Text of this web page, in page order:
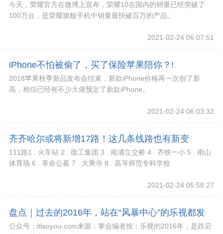
商一头!
今天，荣耀官方在微博上宣布，荣耀10在国内的销量已经突破了
100万台，是荣耀旗舰手机中销量最快破百万的产品。
2021-02-24 06:07:51
iPhone不怕被偷了，买了保险苹果陪你？!
2018苹果秋季新品发布会结束，新款iPhone价格再一次创了新
高，相信已经有不少大佬预定了新款iPhone。
2021-02-24 06:03:32
齐齐哈尔或将新增17路！这几条线路也有新变
化……!
111路1 . 火车站 2 . 徐工集团 3 . 南浦立交桥 4 . 齐铁一小 5 . 南山
体育场 6 . 革命公墓 7 . 大乘寺 8 . 高等师范专科学校
2021-02-24 05:58:27
盘点｜过去的2016年，站在“风暴中心”的乐视都发
生了些什么？!
公众号：itlaoyou-com来源：掌会编者按：乐视的2016年，是跌宕